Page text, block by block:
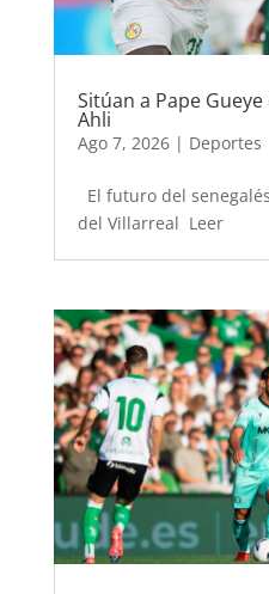
Sitúan a Pape
Ahli
Ago 7, 2026| Deportes
El futuro del
del Villarreal Leer